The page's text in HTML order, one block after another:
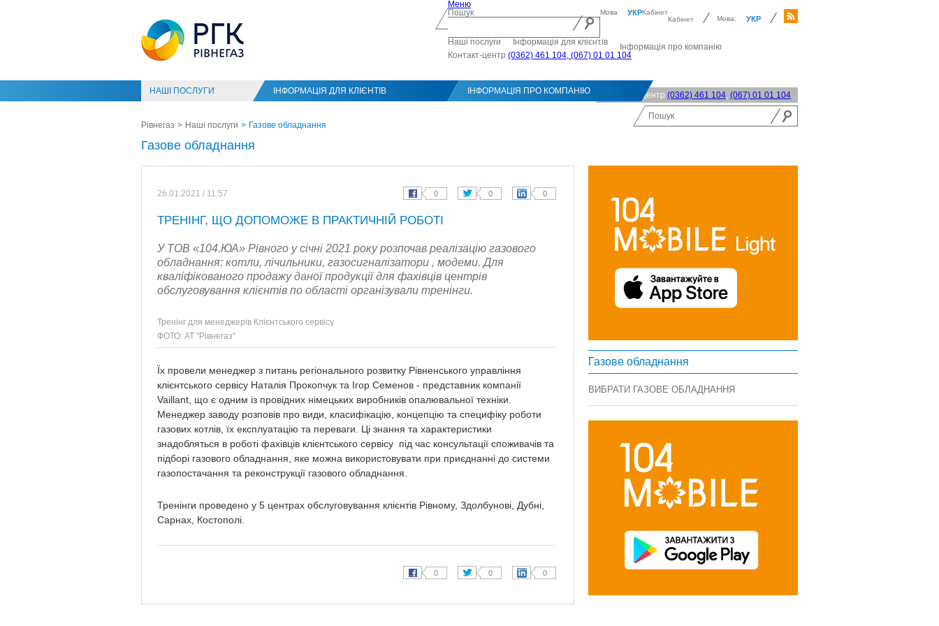
Меню
Кабінет Мова: УКР
Кабінет
Мова УКР
Пошук
Наші послуги Інформація для клієнтів
Інформація про компанію
Контакт-центр (0362) 461 104, (067) 01 01 104
Контакт-центр (0362) 461 104, (067) 01 01 104
НАШІ ПОСЛУГИ ІНФОРМАЦІЯ ДЛЯ КЛІЄНТІВ ІНФОРМАЦІЯ ПРО КОМПАНІЮ
Рівнегаз Наші послуги Газове обладнання
Газове обладнання
26.01.2021 / 11:57
ТРЕНІНГ, ЩО ДОПОМОЖЕ В ПРАКТИЧНІЙ РОБОТІ
У ТОВ «104.ЮА» Рівного у січні 2021 року розпочав реалізацію газового
обладнання: котли, лічильники, газосигналізатори , модеми. Для
кваліфікованого продажу даної продукції для фахівців центрів
обслуговування клієнтів по області організували тренінги.
Тренінг для менеджерів Клієнтського сервісу
ФОТО: АТ "Рівнегаз"
Їх провели менеджер з питань регіонального розвитку Рівненського управління
клієнтського сервісу Наталія Прокопчук та Ігор Семенов - представник компанії
Vaillant, що є одним із провідних німецьких виробників опалювальної техніки.
Менеджер заводу розповів про види, класифікацію, концепцію та специфіку роботи
газових котлів, їх експлуатацію та переваги. Ці знання та характеристики
знадобляться в роботі фахівців клієнтського сервісу під час консультації споживачів та
підборі газового обладнання, яке можна використовувати при приєднанні до системи
газопостачання та реконструкції газового обладнання.
Тренінги проведено у 5 центрах обслуговування клієнтів Рівному, Здолбунові, Дубні,
Сарнах, Костополі.
Газове обладнання
ВИБРАТИ ГАЗОВЕ ОБЛАДНАННЯ